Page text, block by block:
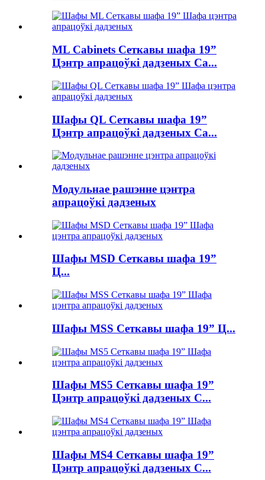
ML Cabinets Сеткавы шафа 19”
Цэнтр апрацоўкі дадзеных Ca...
Шафы QL Сеткавы шафа 19”
Цэнтр апрацоўкі дадзеных Ca...
Модульнае рашэнне цэнтра
апрацоўкі дадзеных
Шафы MSD Сеткавы шафа 19”
Ц...
Шафы MSS Сеткавы шафа 19” Ц...
Шафы MS5 Сеткавы шафа 19”
Цэнтр апрацоўкі дадзеных C...
Шафы MS4 Сеткавы шафа 19”
Цэнтр апрацоўкі дадзеных C...